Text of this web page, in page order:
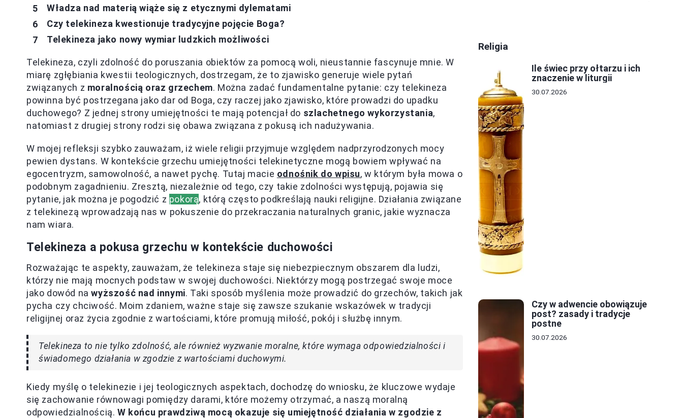
Władza nad materią wiąże się z etycznymi dylematami
Czy telekineza kwestionuje tradycyjne pojęcie Boga?
Telekineza jako nowy wymiar ludzkich możliwości
Telekineza, czyli zdolność do poruszania obiektów za pomocą woli, nieustannie fascynuje mnie. W
miarę zgłębiania kwestii teologicznych, dostrzegam, że to zjawisko generuje wiele pytań
związanych z moralnością oraz grzechem. Można zadać fundamentalne pytanie: czy telekineza
powinna być postrzegana jako dar od Boga, czy raczej jako zjawisko, które prowadzi do upadku
duchowego? Z jednej strony umiejętności te mają potencjał do szlachetnego wykorzystania,
natomiast z drugiej strony rodzi się obawa związana z pokusą ich nadużywania.
W mojej refleksji szybko zauważam, iż wiele religii przyjmuje względem nadprzyrodzonych mocy
pewien dystans. W kontekście grzechu umiejętności telekinetyczne mogą bowiem wpływać na
egocentryzm, samowolność, a nawet pychę. Tutaj macie odnośnik do wpisu, w którym była mowa o
podobnym zagadnieniu. Zresztą, niezależnie od tego, czy takie zdolności występują, pojawia się
pytanie, jak można je pogodzić z pokorą, którą często podkreślają nauki religijne. Działania związane
z telekinezą wprowadzają nas w pokuszenie do przekraczania naturalnych granic, jakie wyznacza
nam wiara.
Telekineza a pokusa grzechu w kontekście duchowości
Rozważając te aspekty, zauważam, że telekineza staje się niebezpiecznym obszarem dla ludzi,
którzy nie mają mocnych podstaw w swojej duchowości. Niektórzy mogą postrzegać swoje moce
jako dowód nawyższość nad innymi. Taki sposób myślenia może prowadzić do grzechów, takich jak
pycha czy chciwość. Moim zdaniem, ważne staje się zawsze szukanie wskazówek w tradycji
religijnej oraz życia zgodnie z wartościami, które promują miłość, pokój i służbę innym.
Telekineza to nie tylko zdolność, ale również wyzwanie moralne, które wymaga odpowiedzialności i
świadomego działania w zgodzie z wartościami duchowymi.
Kiedy myślę o telekinezie i jej teologicznych aspektach, dochodzę do wniosku, że kluczowe wydaje
się zachowanie równowagi pomiędzy darami, które możemy otrzymać, a naszą moralną
odpowiedzialnością.W końcu prawdziwą mocą okazuje się umiejętność działania w zgodzie z
Religia
Ile świec przy ołtarzu i ich
znaczenie w liturgii
30.07.2026
Czy w adwencie obowiązuje
post? zasady i tradycje
postne
30.07.2026